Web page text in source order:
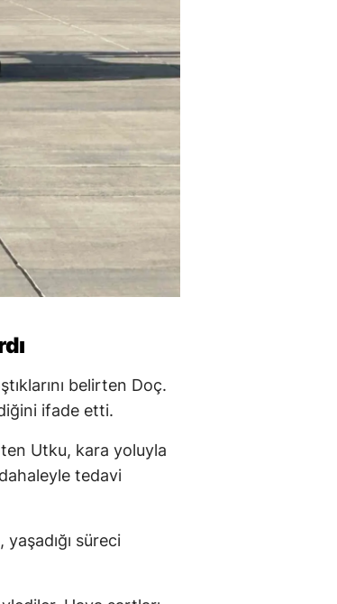
belirten Doç.
ifade etti.
Utku, kara yoluyla
tedavi
süreci